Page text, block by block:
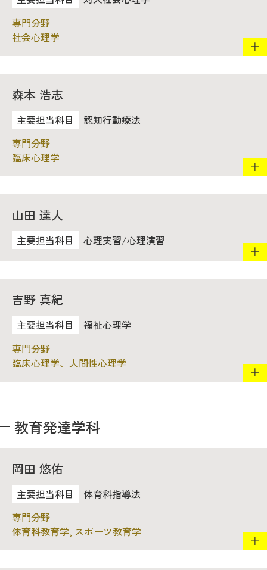
社会心理学
森本 浩志
認知行動療法
臨床心理学
山田 達人
心理実習/心理演習
吉野 真紀
福祉心理学
臨床心理学、人間性心理学
教育発達学科
岡田 悠佑
体育科指導法
体育科教育学, スポーツ教育学